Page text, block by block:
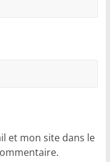
et mon site dans le